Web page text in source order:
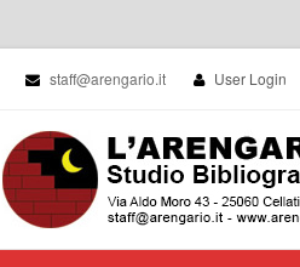
staff@arengario.it User Login